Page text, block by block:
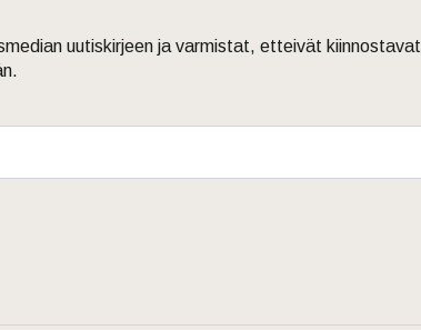
uutiskirjeen ja varmistat, etteivät kiinnostavat